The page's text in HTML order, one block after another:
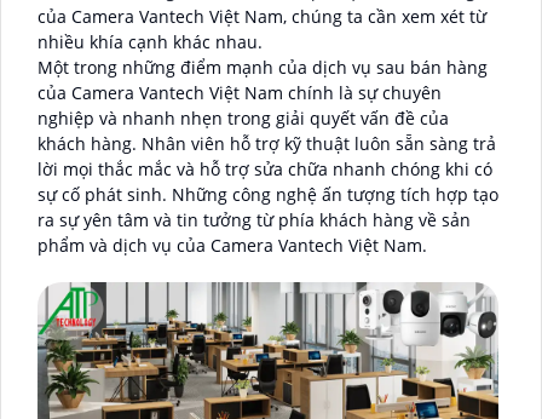
của Camera Vantech Việt Nam, chúng ta cần xem xét từ
nhiều khía cạnh khác nhau.
Một trong những điểm mạnh của dịch vụ sau bán hàng
của Camera Vantech Việt Nam chính là sự chuyên
nghiệp và nhanh nhẹn trong giải quyết vấn đề của
khách hàng. Nhân viên hỗ trợ kỹ thuật luôn sẵn sàng trả
lời mọi thắc mắc và hỗ trợ sửa chữa nhanh chóng khi có
sự cố phát sinh. Những công nghệ ấn tượng tích hợp tạo
ra sự yên tâm và tin tưởng từ phía khách hàng về sản
phẩm và dịch vụ của Camera Vantech Việt Nam.